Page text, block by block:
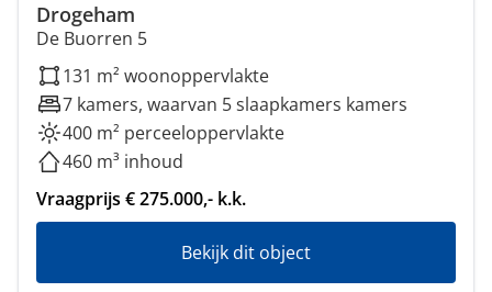
Drogeham
De Buorren 5
131 m² woonoppervlakte
7 kamers, waarvan 5 slaapkamers kamers
400 m² perceeloppervlakte
460 m³ inhoud
Vraagprijs € 275.000,- k.k.
Bekijk dit object